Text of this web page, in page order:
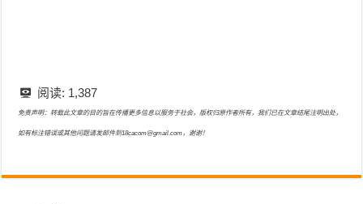
阅读: 1,387
免责声明：转载此文章的目的旨在传播更多信息以服务于社会，版权归原作者所有，我们已在文章结尾注明出处，
如有标注错误或其他问题请发邮件到18cacom@gmail.com，谢谢！